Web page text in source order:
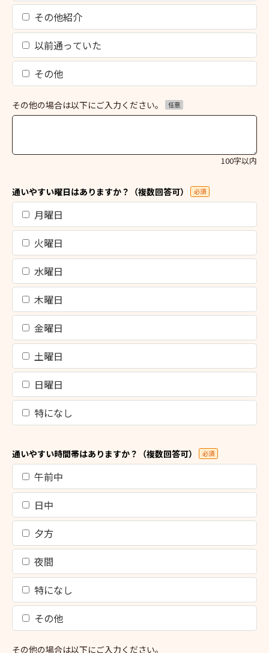
その他紹介
以前通っていた
その他
その他の場合は以下にご入力ください。 任意
100字以内
通いやすい曜日はありますか？（複数回答可） 必須
月曜日
火曜日
水曜日
木曜日
金曜日
土曜日
日曜日
特になし
通いやすい時間帯はありますか？（複数回答可） 必須
午前中
日中
夕方
夜間
特になし
その他
その他の場合は以下にご入力ください。